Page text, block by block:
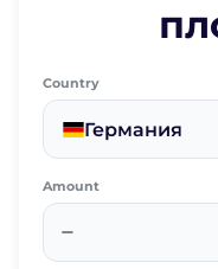
Country
Германия
Amount
−